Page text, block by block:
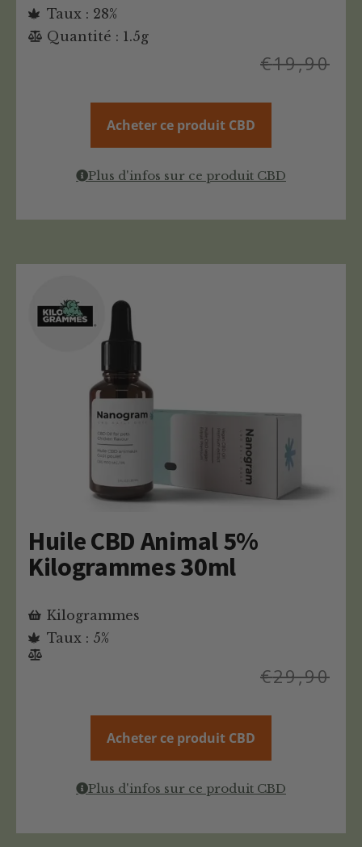
Taux : 28%
Quantité : 1.5g
€19,90
Acheter ce produit CBD
Plus d'infos sur ce produit CBD
Huile CBD Animal 5%
Kilogrammes 30ml
Kilogrammes
Taux : 5%
€29,90
Acheter ce produit CBD
Plus d'infos sur ce produit CBD